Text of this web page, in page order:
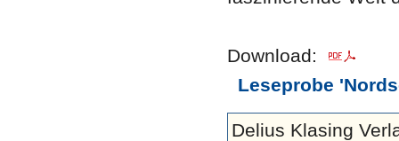
Download:
Leseprobe
Delius Klasing